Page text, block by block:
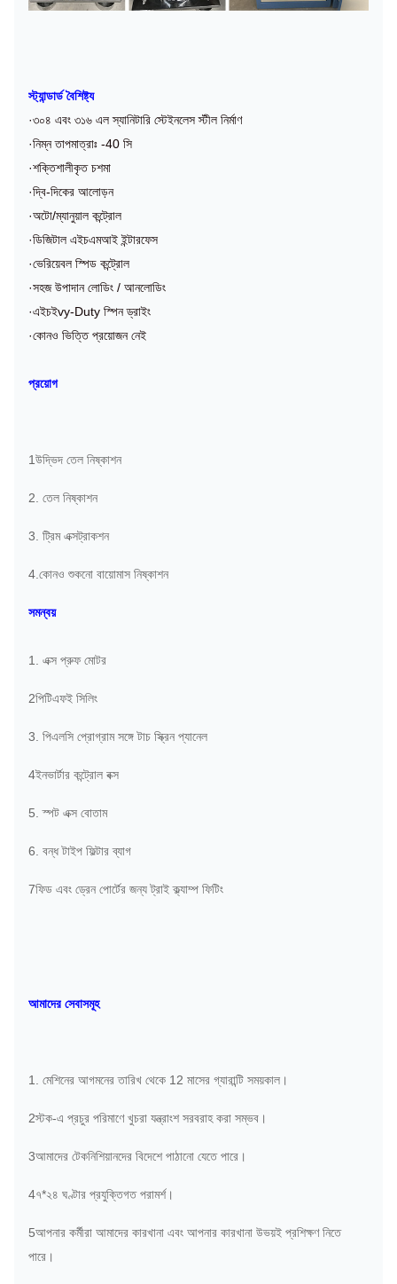
স্ট্যান্ডার্ড বৈশিষ্ট্য
·৩০৪ এবং ৩১৬ এল স্যানিটারি স্টেইনলেস স্টীল নির্মাণ
·নিম্ন তাপমাত্রাঃ -40 সি
·শক্তিশালীকৃত চশমা
·দ্বি-দিকের আলোড়ন
·অটো/ম্যানুয়াল কন্ট্রোল
·ডিজিটাল এইচএমআই ইন্টারফেস
·ভেরিয়েবল স্পিড কন্ট্রোল
·সহজ উপাদান লোডিং / আনলোডিং
·এইচইvy-Duty স্পিন ড্রাইং
·কোনও ভিত্তি প্রয়োজন নেই
প্রয়োগ
1উদ্ভিদ তেল নিষ্কাশন
2. তেল নিষ্কাশন
3. ট্রিম এক্সট্রাকশন
4.কোনও শুকনো বায়োমাস নিষ্কাশন
সমন্বয়
1. এক্স প্রুফ মোটর
2পিটিএফই সিলিং
3. পিএলসি প্রোগ্রাম সঙ্গে টাচ স্ক্রিন প্যানেল
4ইনভার্টার কন্ট্রোল বক্স
5. স্পট এক্স বোতাম
6. বন্ধ টাইপ ফিল্টার ব্যাগ
7ফিড এবং ড্রেন পোর্টের জন্য ট্রাই ক্ল্যাম্প ফিটিং
আমাদের সেবাসমূহ
1. মেশিনের আগমনের তারিখ থেকে 12 মাসের গ্যারান্টি সময়কাল।
2স্টক-এ প্রচুর পরিমাণে খুচরা যন্ত্রাংশ সরবরাহ করা সম্ভব।
3আমাদের টেকনিশিয়ানদের বিদেশে পাঠানো যেতে পারে।
4৭*২৪ ঘণ্টার প্রযুক্তিগত পরামর্শ।
5আপনার কর্মীরা আমাদের কারখানা এবং আপনার কারখানা উভয়ই প্রশিক্ষণ নিতে
পারে।